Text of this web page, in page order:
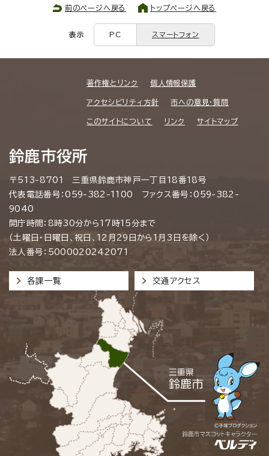
前のページへ戻る トップページへ戻る
表示 PC スマートフォン
著作権とリンク 個人情報保護
アクセシビリティ方針 市への意見・質問
このサイトについて リンク サイトマップ
鈴鹿市役所
〒513-8701 三重県鈴鹿市神戸一丁目18番18号
代表電話番号：059-382-1100 ファクス番号：059-382-
9040
開庁時間：8時30分から17時15分まで
（土曜日・日曜日、祝日、12月29日から1月3日を除く）
法人番号：5000020242071
各課一覧 交通アクセス